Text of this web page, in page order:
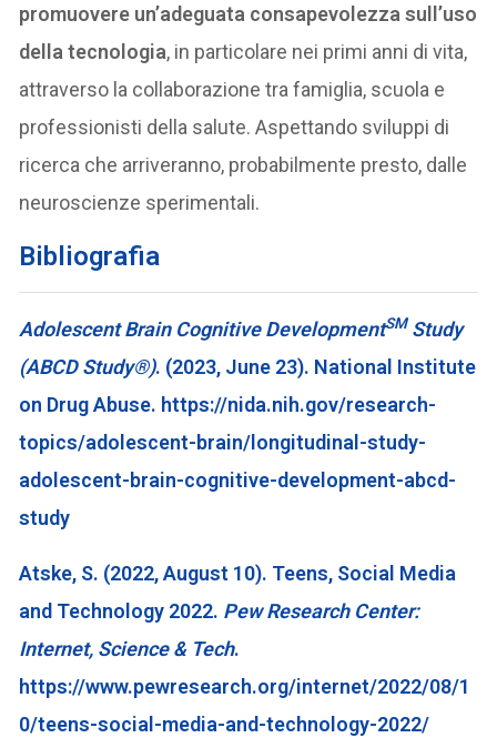
promuovere un’adeguata consapevolezza sull’uso
della tecnologia, in particolare nei primi anni di vita,
attraverso la collaborazione tra famiglia, scuola e
professionisti della salute. Aspettando sviluppi di
ricerca che arriveranno, probabilmente presto, dalle
neuroscienze sperimentali.
Bibliografia
Adolescent Brain Cognitive DevelopmentSMStudy
(ABCD Study®). (2023, June 23). National Institute
on Drug Abuse. https://nida.nih.gov/research-
topics/adolescent-brain/longitudinal-study-
adolescent-brain-cognitive-development-abcd-
study
Atske, S. (2022, August 10). Teens, Social Media
and Technology 2022. Pew Research Center:
Internet, Science & Tech.
https://www.pewresearch.org/internet/2022/08/1
0/teens-social-media-and-technology-2022/